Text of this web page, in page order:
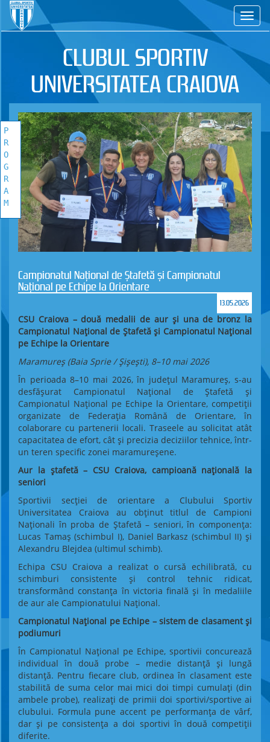
CS
CLUBUL SPORTIV
UNIVERSITATEA CRAIOVA
Campionatul Național de Ștafetă și Campionatul
Național pe Echipe la Orientare
13.05.2026
CSU Craiova – două medalii de aur și una de bronz la
Campionatul Național de Ștafetă și Campionatul Național
pe Echipe la Orientare
Maramureș (Baia Sprie / Șișești), 8–10 mai 2026
În perioada 8–10 mai 2026, în județul Maramureș, s-au
desfășurat Campionatul Național de Ștafetă și
Campionatul Național pe Echipe la Orientare, competiții
organizate de Federația Română de Orientare, în
colaborare cu partenerii locali. Traseele au solicitat atât
capacitatea de efort, cât și precizia deciziilor tehnice, într-
un teren specific zonei maramureșene.
Aur la ștafetă – CSU Craiova, campioană națională la
seniori
Sportivii secției de orientare a Clubului Sportiv
Universitatea Craiova au obținut titlul de Campioni
Naționali în proba de Ștafetă – seniori, în componența:
Lucas Tamaș (schimbul I), Daniel Barkasz (schimbul II) și
Alexandru Blejdea (ultimul schimb).
Echipa CSU Craiova a realizat o cursă echilibrată, cu
schimburi consistente și control tehnic ridicat,
transformând constanța în victoria finală și în medaliile
de aur ale Campionatului Național.
Campionatul Național pe Echipe – sistem de clasament și
podiumuri
În Campionatul Național pe Echipe, sportivii concurează
individual în două probe – medie distanță și lungă
distanță. Pentru fiecare club, ordinea în clasament este
stabilită de suma celor mai mici doi timpi cumulați (din
ambele probe), realizați de primii doi sportivi/sportive ai
clubului. Formula pune accent pe performanța de vârf,
dar și pe consistența a doi sportivi în două competiții
diferite.
PROGRAM
COMPETITIONAL
P
R
O
G
R
A
M